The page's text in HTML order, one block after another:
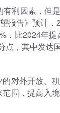
利因素，但
报告》预计
比2024年
，其中发达
对外开放。
围，提高入